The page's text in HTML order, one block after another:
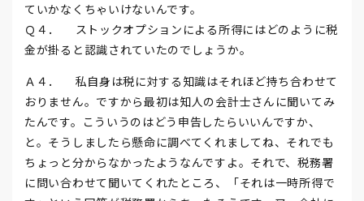
ていかなくちゃいけないんです。
Ｑ４． ストックオプションによる所得にはどのように税
金が掛ると認識されていたのでしょうか。
Ａ４． 私自身は税に対する知識はそれほど持ち合わせて
おりません。ですから最初は知人の会計士さんに聞いてみ
たんです。こういうのはどう申告したらいいんですか、
と。そうしましたら懸命に調べてくれましてね、それでも
ちょっと分からなかったようなんですよ。それで、税務署
に問い合わせて聞いてくれたところ、「それは一時所得で